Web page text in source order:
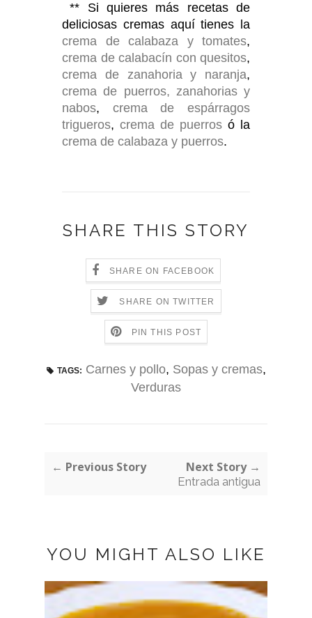
** Si quieres más recetas de
deliciosas cremas aquí tienes la
crema de calabaza y tomates,
crema de calabacín con quesitos,
crema de zanahoria y naranja,
crema de puerros, zanahorias y
nabos, crema de espárragos
trigueros, crema de puerros ó la
crema de calabaza y puerros.
SHARE THIS STORY
SHARE ON FACEBOOK
SHARE ON TWITTER
PIN THIS POST
TAGS: Carnes y pollo, Sopas y cremas,
Verduras
← Previous Story Next Story →
Entrada antigua
YOU MIGHT ALSO LIKE